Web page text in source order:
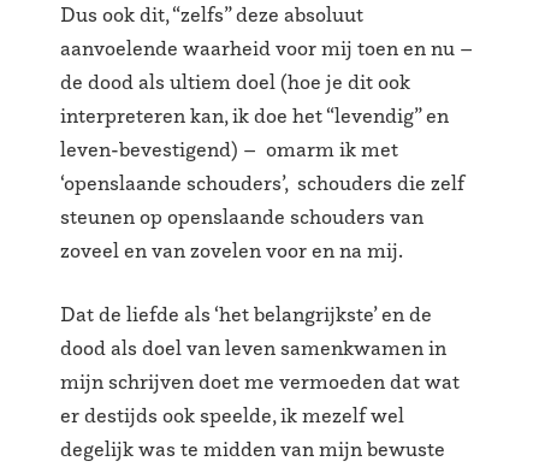
Dus ook dit, “zelfs” deze absoluut
aanvoelende waarheid voor mij toen en nu –
de dood als ultiem doel (hoe je dit ook
interpreteren kan, ik doe het “levendig” en
leven-bevestigend) – omarm ik met
‘openslaande schouders’, schouders die zelf
steunen op openslaande schouders van
zoveel en van zovelen voor en na mij.
Dat de liefde als ‘het belangrijkste’ en de
dood als doel van leven samenkwamen in
mijn schrijven doet me vermoeden dat wat
er destijds ook speelde, ik mezelf wel
degelijk was te midden van mijn bewuste